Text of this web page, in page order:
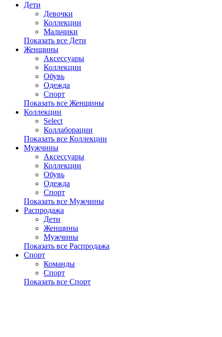
Дети
Девочки
Коллекции
Мальчики
Показать все Дети
Женщины
Аксессуары
Коллекции
Обувь
Одежда
Спорт
Показать все Женщины
Коллекции
Select
Коллаборации
Показать все Коллекции
Мужчины
Аксессуары
Коллекции
Обувь
Одежда
Спорт
Показать все Мужчины
Распродажа
Дети
Женщины
Мужчины
Показать все Распродажа
Спорт
Команды
Спорт
Показать все Спорт